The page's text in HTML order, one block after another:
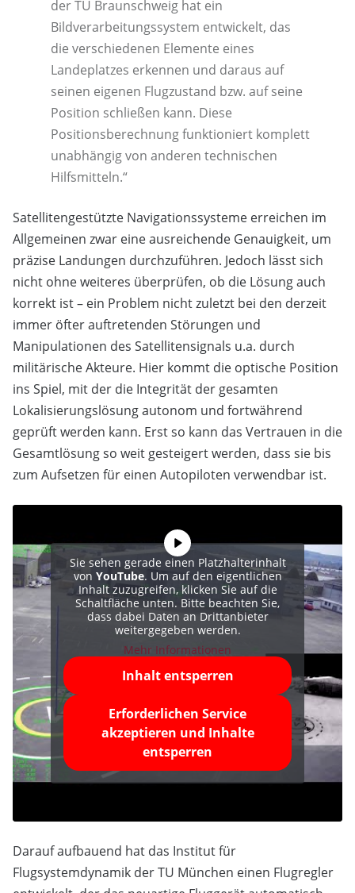
der TU Braunschweig hat ein
Bildverarbeitungssystem entwickelt, das
die verschiedenen Elemente eines
Landeplatzes erkennen und daraus auf
seinen eigenen Flugzustand bzw. auf seine
Position schließen kann. Diese
Positionsberechnung funktioniert komplett
unabhängig von anderen technischen
Hilfsmitteln.“
Satellitengestützte Navigationssysteme erreichen im
Allgemeinen zwar eine ausreichende Genauigkeit, um
präzise Landungen durchzuführen. Jedoch lässt sich
nicht ohne weiteres überprüfen, ob die Lösung auch
korrekt ist – ein Problem nicht zuletzt bei den derzeit
immer öfter auftretenden Störungen und
Manipulationen des Satellitensignals u.a. durch
militärische Akteure. Hier kommt die optische Position
ins Spiel, mit der die Integrität der gesamten
Lokalisierungslösung autonom und fortwährend
geprüft werden kann. Erst so kann das Vertrauen in die
Gesamtlösung so weit gesteigert werden, dass sie bis
zum Aufsetzen für einen Autopiloten verwendbar ist.
Sie sehen gerade einen Platzhalterinhalt
von YouTube. Um auf den eigentlichen
Inhalt zuzugreifen, klicken Sie auf die
Schaltfläche unten. Bitte beachten Sie,
dass dabei Daten an Drittanbieter
weitergegeben werden.
Mehr Informationen
Inhalt entsperren
Erforderlichen Service
akzeptieren und Inhalte
entsperren
Darauf aufbauend hat das Institut für
Flugsystemdynamik der TU München einen Flugregler